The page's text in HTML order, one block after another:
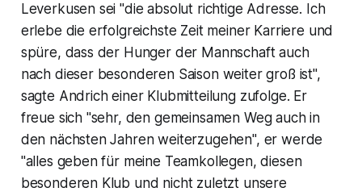
Leverkusen sei "die absolut richtige Adresse. Ich
erlebe die erfolgreichste Zeit meiner Karriere und
spüre, dass der Hunger der Mannschaft auch
nach dieser besonderen Saison weiter groß ist",
sagte Andrich einer Klubmitteilung zufolge. Er
freue sich "sehr, den gemeinsamen Weg auch in
den nächsten Jahren weiterzugehen", er werde
"alles geben für meine Teamkollegen, diesen
besonderen Klub und nicht zuletzt unsere